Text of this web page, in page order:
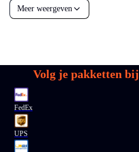
Meer weergeven
Volg je pakketten bij
FedEx
UPS